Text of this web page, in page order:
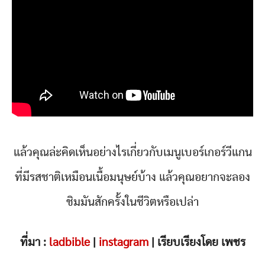
แล้วคุณล่ะคิดเห็นอย่างไรเกี่ยวกับเมนูเบอร์เกอร์วีแกน
ที่มีรสชาติเหมือนเนื้อมนุษย์บ้าง แล้วคุณอยากจะลอง
ชิมมันสักครั้งในชีวิตหรือเปล่า
ที่มา : ladbible| instagram| เรียบเรียงโดย เพชร